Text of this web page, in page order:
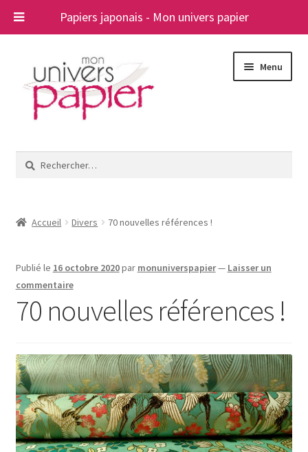
Papiers japonais - Mon univers papier
navigation
contenu
Menu
le
A propos
Rechercher :
Accueil Divers 70 nouvelles références !
Publié le 16 octobre 2020par monuniverspapier— Laisser un
commentaire
70 nouvelles références !